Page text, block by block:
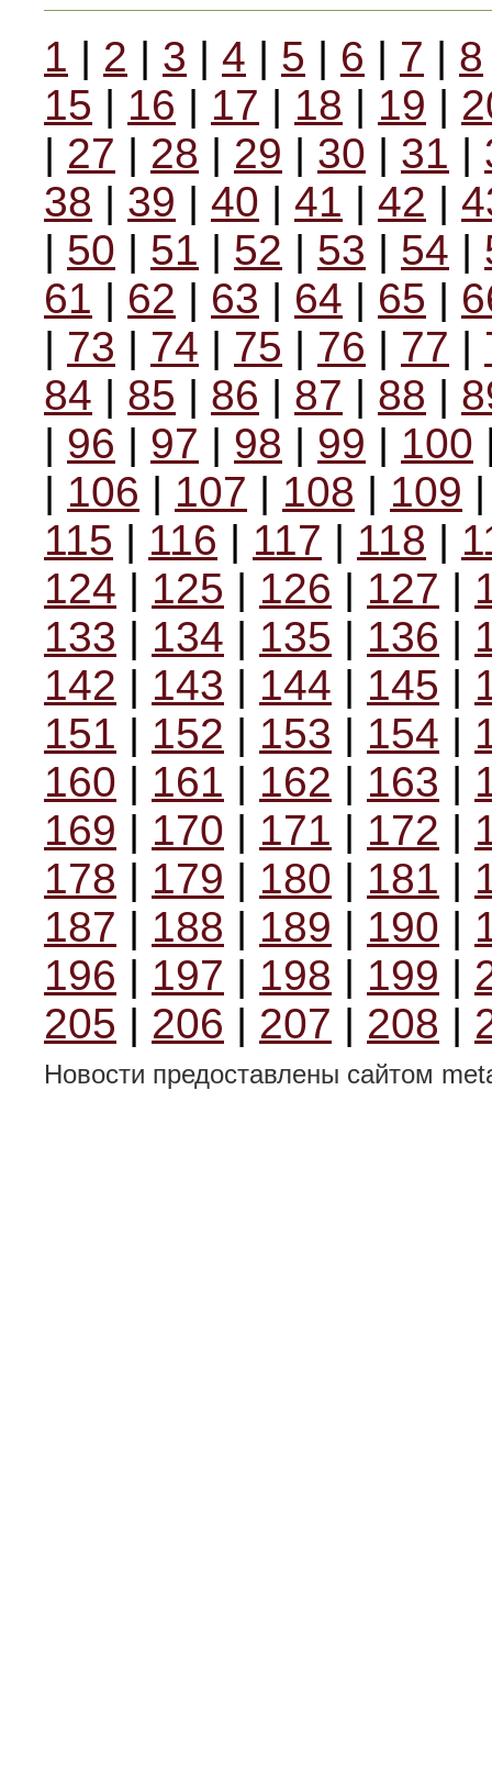
1 | 2 | 3 | 4 | 5 | 6 | 7 | 8
15 | 16 | 17 | 18 | 19 |
| 27 | 28 | 29 | 30 | 31 |
38 | 39 | 40 | 41 | 42 |
| 50 | 51 | 52 | 53 | 54 |
61 | 62 | 63 | 64 | 65 |
| 73 | 74 | 75 | 76 | 77 |
84 | 85 | 86 | 87 | 88 |
| 96 | 97 | 98 | 99 | 100
| 106 | 107 | 108 | 109
115 | 116 | 117 | 118 |
124 | 125 | 126 | 127 |
133 | 134 | 135 | 136 |
142 | 143 | 144 | 145 |
151 | 152 | 153 | 154 |
160 | 161 | 162 | 163 |
169 | 170 | 171 | 172 |
178 | 179 | 180 | 181 |
187 | 188 | 189 | 190 |
196 | 197 | 198 | 199 |
205 | 206 | 207 | 208 |
Новости предоставлены сайтом